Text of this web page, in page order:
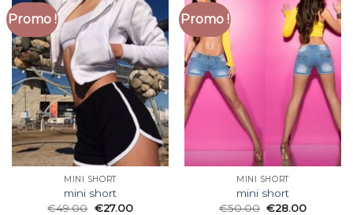
Promo !
MINI SHORT
mini short
€49.00 €27.00
Promo !
MINI SHORT
mini short
€50.00 €28.00